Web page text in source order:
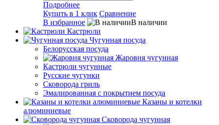
Подробнее
Купить в 1 клик Сравнение
В избранное
В наличии
Кастрюли
Чугунная посуда
Белорусская посуда
Жаровня чугунная
Кастрюли чугунные
Русские чугунки
Сковорода гриль
Эмалированная с покрытием посуда
Казаны и котелки
алюминиевые
Сковорода чугунная